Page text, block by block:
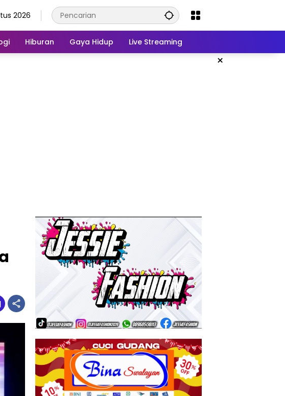
2026
Hiburan Gaya Hidup Live Streaming
×